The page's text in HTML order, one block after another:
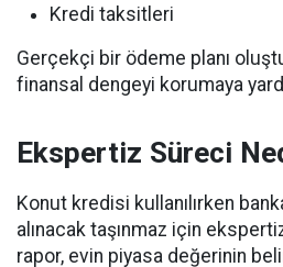
Kredi taksitleri
Gerçekçi bir ödeme planı
finansal dengeyi korumaya
Ekspertiz Süreci
Konut kredisi kullanılırken
alınacak taşınmaz için
rapor, evin piyasa değerinin